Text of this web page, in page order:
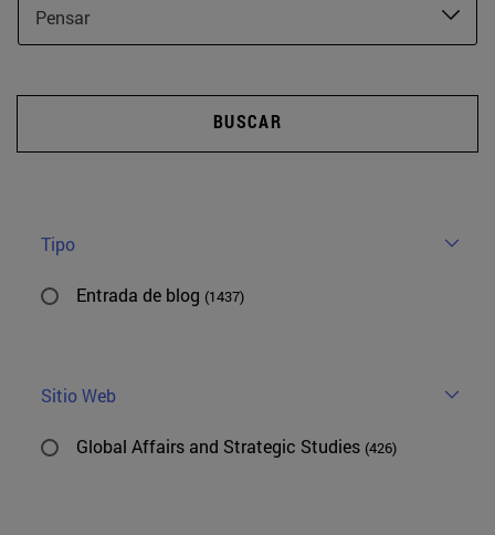
Pensar
BUSCAR
Tipo
Entrada de blog (1437)
Sitio Web
Global Affairs and Strategic Studies (426)